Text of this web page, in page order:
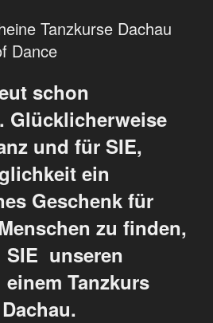
Tanzkurse Dachau
Dance
schon
Glücklicherweise
und für SIE,
ein
Geschenk für
zu finden,
unseren
Tanzkurs